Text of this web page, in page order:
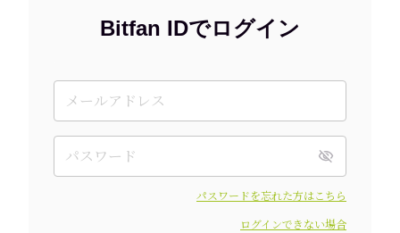
Bitfan IDでログイン
パスワードを忘れた方はこちら
ログインできない場合